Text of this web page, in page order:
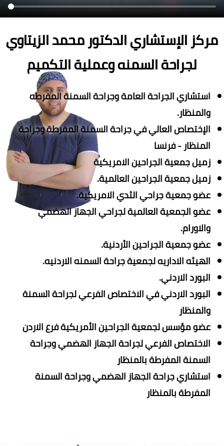
مركز الإستشاري الدكتور محمد الزيتاوي
لجراحة السمنه وعملية التكميم
استشاري الجراحة العامة وجراحة السمنة المفرطه
والمنظار.
الإختصاص العالي في جراحة السمنة المفرطة وجراحة
المنظار - فرنسا
زميل جمعية الجراحين الامريكية
زميل جمعية الجراحين العالمية.
عضو جمعية جراحي الثدي الامريكية.
عضو الجمعية العالمية لجراحي الجهاز الهضمي
والاورام.
عضو جمعية الجراحين الأردنية.
الهيئه الاداريه لجمعية جراحة السمنه الاردنيه.
البورد الاردني.
البورد الاردني في الاختصاص الفرعي لجراحة السمنة
والمنظار
عضو مؤسس لجمعية الجراحين الأمريكية فرع الاردن
الاختصاص الفرعي لجراحة الجهاز الهضمي وجراحة
السمنة المفرطة بالمنظار
استشاري جراحة الجهاز الهضمي وجراحة السمنة
المفرطة بالمنظار